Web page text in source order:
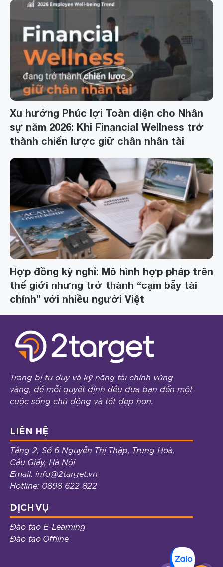
Xu hướng Phúc lợi Toàn diện cho Nhân
sự năm 2026: Khi Financial Wellness trở
thành chiến lược giữ chân nhân tài
Hợp đồng kỳ nghỉ: Mô hình hợp pháp trên
thế giới nhưng trở thành “cạm bẫy tài
chính” với nhiều người Việt
Trang bị tư duy và kỹ năng tài chính vững
vàng, để mỗi quyết định đều đưa bạn đến một
cuộc sống chủ động và tốt đẹp hơn.
LIÊN HỆ
Tầng 2, Số 6 Nguyễn Thị Thập, Trung Hoà,
Cầu Giấy, Hà Nội
Email: info@2target.vn
Hotline: 0898 622 822
DỊCH VỤ
Đào tạo E-Learning
Đào tạo Offline